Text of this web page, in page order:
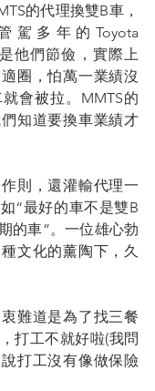
的代理換雙B車，
駕多年的Toyota
他們節儉，實際上
圈，怕萬一業績沒
會被拉。MMTS的
知道要換車業績才
則，還灌輸代理一
“最好的車不是雙B
的車”。一位雄心勃
文化的薰陶下，久
難道是為了找三餐
打工不就好啦(我問
打工沒有像做保險